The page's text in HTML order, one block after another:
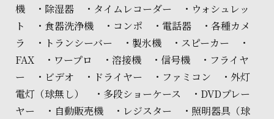
機 ・除湿器 ・タイムレコーダー ・ウォシュレッ
ト ・食器洗浄機 ・コンポ ・電話器 ・各種カメ
ラ ・トランシーバー ・製氷機 ・スピーカー ・
FAX ・ワープロ ・溶接機 ・信号機 ・フライヤ
ー ・ビデオ ・ドライヤー ・ファミコン ・外灯
電灯（球無し） ・多段ショーケース ・DVDプレー
ヤー ・自動販売機 ・レジスター ・照明器具（球